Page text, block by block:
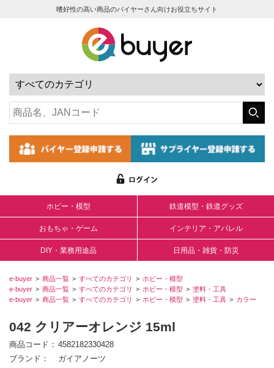
嗜好性の高い商品のバイヤーさん向けお役立ちサイト
ホビー・模型 鉄道模型・鉄道グッズ
おもちゃ・ゲーム インテリア・アパレル
DIY・業務用途品 日用品・雑貨・防災
e-buyer 商品一覧 すべてのカテゴリ
ホビー・模型
e-buyer
商品一覧 すべてのカテゴリ ホビー・模型
塗料・工具
e-buyer
商品一覧 すべてのカテゴリ ホビー・模型 塗料・工具 カラー
042 クリアーオレンジ 15ml
商品コード
4582182330428
ブランド
ガイアノーツ